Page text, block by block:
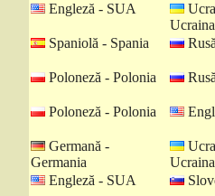
Engleză - SUA
Ucraina
Spaniolă - Spania
Poloneză - Polonia
Poloneză - Polonia
Germană -
Germania
Ucraina
Engleză - SUA